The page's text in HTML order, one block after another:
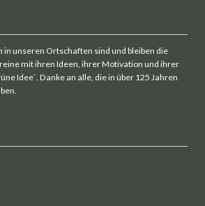
unseren Ortschaften sind und bleiben die
mit ihren Ideen, ihrer Motivation und ihrer
Idee`. Danke an alle, die in über 125 Jahren